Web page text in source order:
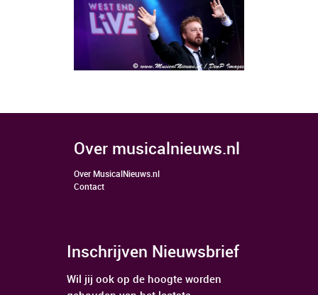
over musicalnieuws.nl
Over MusicalNieuws.nl
Contact
Inschrijven Nieuwsbrief
Wil jij ook op de hoogte worden